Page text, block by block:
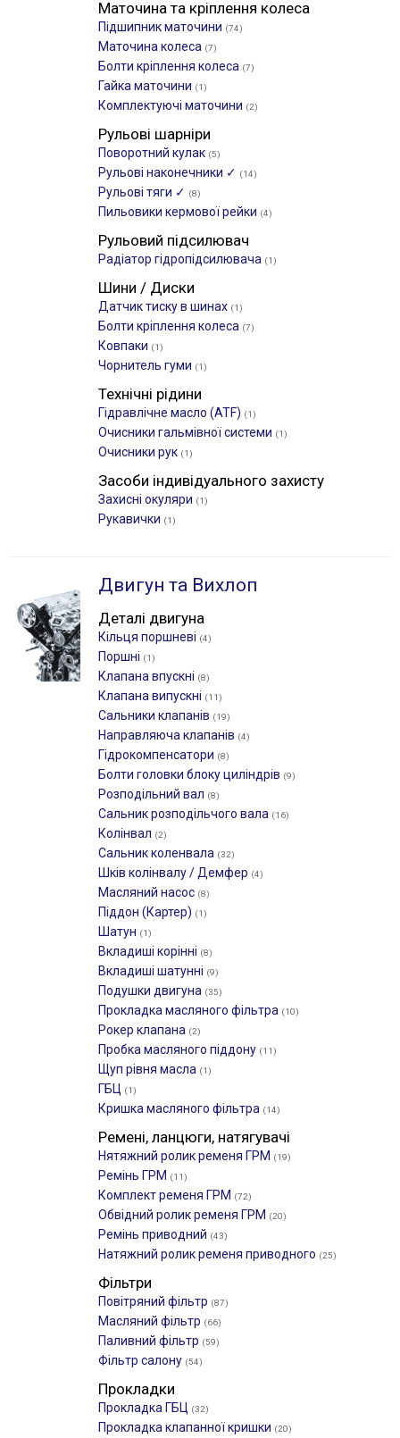
Маточина та кріплення колеса
Підшипник маточини (74)
Маточина колеса (7)
Болти кріплення колеса (7)
Гайка маточини (1)
Комплектуючі маточини (2)
Рульові шарніри
Поворотний кулак (5)
Рульові наконечники ✓ (14)
Рульові тяги ✓ (8)
Пильовики кермової рейки (4)
Рульовий підсилювач
Радіатор гідропідсилювача (1)
Шини / Диски
Датчик тиску в шинах (1)
Болти кріплення колеса (7)
Ковпаки (1)
Чорнитель гуми (1)
Технічні рідини
Гідравлічне масло (ATF) (1)
Очисники гальмівної системи (1)
Очисники рук (1)
Засоби індивідуального захисту
Захисні окуляри (1)
Рукавички (1)
Двигун та Вихлоп
Деталі двигуна
Кільця поршневі (4)
Поршні (1)
Клапана впускні (8)
Клапана випускні (11)
Сальники клапанів (19)
Направляюча клапанів (4)
Гідрокомпенсатори (8)
Болти головки блоку циліндрів (9)
Розподільний вал (8)
Сальник розподільчого вала (16)
Колінвал (2)
Сальник коленвала (32)
Шків колінвалу / Демфер (4)
Масляний насос (8)
Піддон (Картер) (1)
Шатун (1)
Вкладиші корінні (8)
Вкладиші шатунні (9)
Подушки двигуна (35)
Прокладка масляного фільтра (10)
Рокер клапана (2)
Пробка масляного піддону (11)
Щуп рівня масла (1)
ГБЦ (1)
Кришка масляного фільтра (14)
Ремені, ланцюги, натягувачі
Нятяжний ролик ременя ГРМ (19)
Ремінь ГРМ (11)
Комплект ременя ГРМ (72)
Обвідний ролик ременя ГРМ (20)
Ремінь приводний (43)
Натяжний ролик ременя приводного (25)
Фільтри
Повітряний фільтр (87)
Масляний фільтр (66)
Паливний фільтр (59)
Фільтр салону (54)
Прокладки
Прокладка ГБЦ (32)
Прокладка клапанної кришки (20)